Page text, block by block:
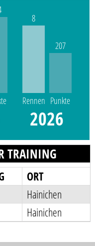
8
Rennen
207
Punkte
2026
TRAINING
ORT
Hainichen
Hainichen